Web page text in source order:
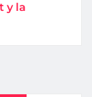
y la